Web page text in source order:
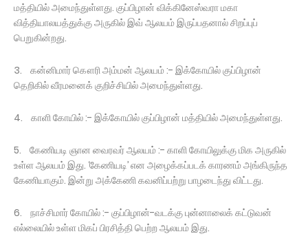
மத்தியில் அமைந்துள்ளது. குப்பிழான் விக்கினேஸ்வரா மகா
வித்தியாலயத்துக்கு அருகில் இவ் ஆலயம் இருப்பதனால் சிறப்புப்
பெறுகின்றது.
3. கன்னிமார் கௌரி அம்மன் ஆலயம் :- இக்கோயில் குப்பிழான்
தெறிகில் வீரமனைக் குறிச்சியில் அமைந்துள்ளது.
4. காளி கோயில் :- இக்கோயில் குப்பிழான் மத்தியில் அமைந்துள்ளது.
5. கேணியடி ஞான வைரவர் ஆலயம் :- காளி கோயிலுக்கு மிக அருகில்
உள்ள ஆலயம் இது. ‘கேணியடி’ என அழைக்கப்படக் காரணம் அங்கிருந்த
கேணியாகும். இன்று அக்கேணி கவனிப்பற்று பாழடைந்து விட்டது.
6. நாச்சிமார் கோயில் :- குப்பிழான்-வடக்கு புன்னாலைக் கட்டுவன்
எல்லையில் உள்ள மிகப் பிரசித்தி பெற்ற ஆலயம் இது.